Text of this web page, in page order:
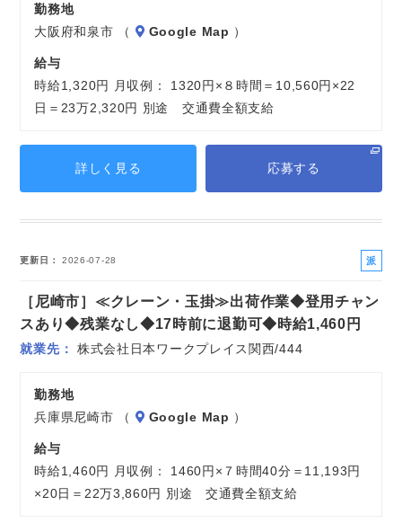
勤務地
大阪府和泉市 （
Google Map ）
給与
時給1,320円 月収例： 1320円×８時間＝10,560円×22
日＝23万2,320円 別途 交通費全額支給
詳しく見る 応募する
更新日 2026-07-28
派
社
［尼崎市］≪クレーン・玉掛≫出荷作業◆登用チャン
スあり◆残業なし◆17時前に退勤可◆時給1,460円
就業先 株式会社日本ワークプレイス関西/444
勤務地
兵庫県尼崎市 （
Google Map ）
給与
時給1,460円 月収例： 1460円×７時間40分＝11,193円
×20日＝22万3,860円 別途 交通費全額支給